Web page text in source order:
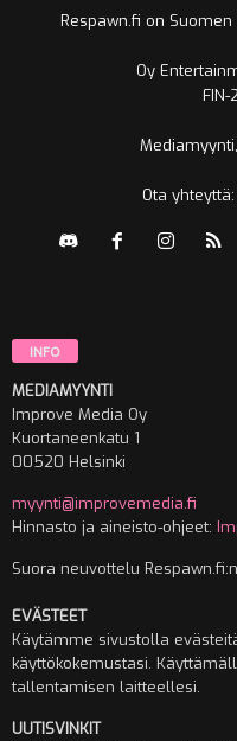
Respawn.fi on
Oy
FIN-
Ota
INFO
MEDIAMYYNTI
Improve Media Oy
Kuortaneenkatu 1
00520 Helsinki
myynti@improvemedia.fi
Hinnasto ja aineisto-ohjeet:
Suora neuvottelu
EVÄSTEET
Käytämme sivustolla
käyttökokemustasi.
tallentamisen laitteellesi.
UUTISVINKIT